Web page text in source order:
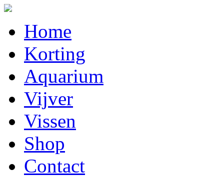
Home
Korting
Aquarium
Vijver
Vissen
Shop
Contact